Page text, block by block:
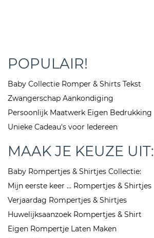
POPULAIR!
Baby Collectie Romper & Shirts Tekst
Zwangerschap Aankondiging
Persoonlijk Maatwerk Eigen Bedrukking
Unieke Cadeau's voor Iedereen
MAAK JE KEUZE UIT:
Baby Rompertjes & Shirtjes Collectie:
Mijn eerste keer ... Rompertjes & Shirtjes
Verjaardag Rompertjes & Shirtjes
Huwelijksaanzoek Rompertjes & Shirt
Eigen Rompertje Laten Maken